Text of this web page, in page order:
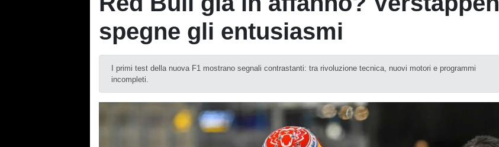
spegne gli entusiasmi
I primi test della nuova F1 mostrano segnali contrastanti: tra rivoluzione tecnica, nuovi motori e programmi
incompleti.